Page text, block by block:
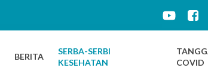
BERITA
SERBA-SERBI
KESEHATAN
COVID